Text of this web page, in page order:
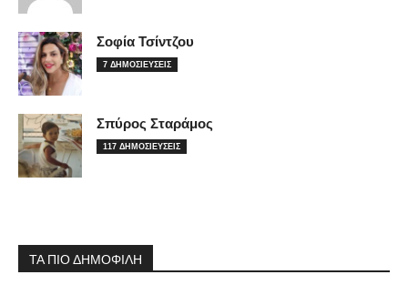
Σοφία Τσίντζου
7 ΔΗΜΟΣΙΕΥΣΕΙΣ
Σπύρος Σταράμος
117 ΔΗΜΟΣΙΕΥΣΕΙΣ
ΤΑ ΠΙΟ ΔΗΜΟΦΙΛΗ